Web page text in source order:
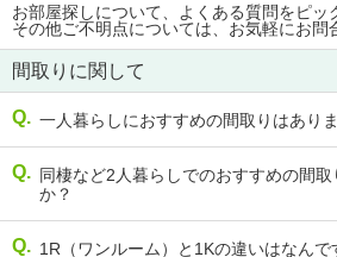
お部屋探しについて、よくある質問をピッ
その他ご不明点については、お気軽にお問
間取りに関して
一人暮らしにおすすめの間取りはあり
同棲など2人暮らしでのおすすめの間取
か？
1R（ワンルーム）と1Kの違いはなんで